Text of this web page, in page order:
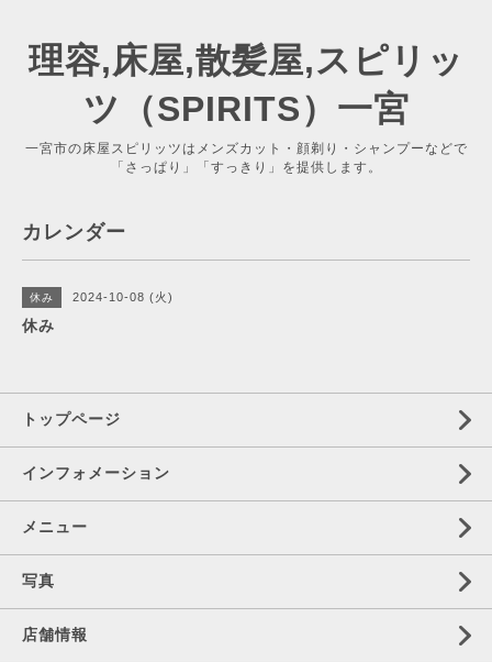
理容,床屋,散髪屋,スピリッ
ツ（SPIRITS）一宮
一宮市の床屋スピリッツはメンズカット・顔剃り・シャンプーなどで
「さっぱり」「すっきり」を提供します。
カレンダー
休み 2024-10-08 (火)
休み
トップページ
インフォメーション
メニュー
写真
店舗情報